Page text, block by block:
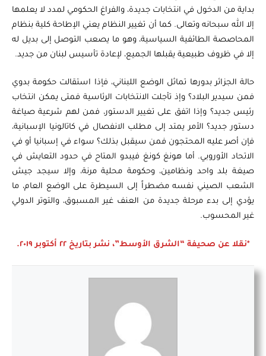
بداية من الدخول في انتخابات جديدة، والفراغ الحكومي لمدد لا يعلمها
إلا الله سبحانه وتعالى. كما أن تغيير النظام يعني الإطاحة كلية بنظام
المحاصصة الطائفية السياسية، وهو ما يصعب التوصل إلى بديل له
إلا في ظروف طبيعية يقبلها الجميع، لإعادة تأسيس لبنان من جديد.
حالة الجزائر بدورها تماثل الوضع اللبناني، فإذا استقالت حكومة بدوي
فمن سيدير البلاد؟ وإذ تأجلت الانتخابات الرئاسية فمتى يمكن انتخاب
رئيس جديد؟ وإذا اتفق على تغيير الدستور، فمن لهم شرعية صياغة
دستور جديد؟ الأمر يمتد إلى مطلب الانفصال في كاتالونيا الإسبانية،
فإن أصر عليه المحتجون فمن سيقبل بذلك؟ سواء في إسبانيا أو في
الاتحاد الأوروبي. أما هونغ كونغ فيبدو المتاح في حدود التعايش في
صيغة بلد واحد ونظامين، وحكومة محلية مرنة، وإلا سيجد جيش
الشعب الصيني نفسه مضطراً إلى السيطرة على الوضع العام، ما
يؤدي إلى بدء مرحلة جديدة من العنف غير المسبوق، والتوتر الدولي
غير المحسوب.
*نقلا عن صحيفة “الشرق الأوسط”، نشر بتاريخ ٢٢ أكتوبر ٢٠١٩.